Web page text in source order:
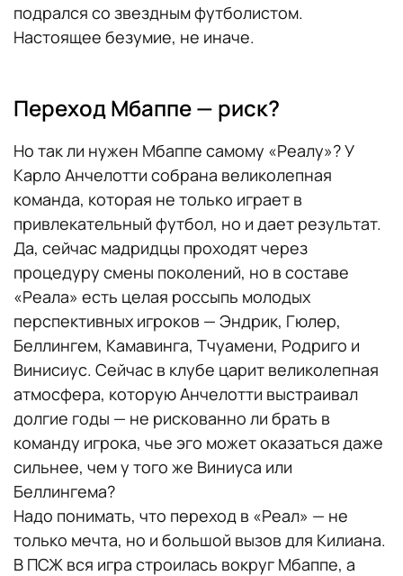
подрался со звездным футболистом.
Настоящее безумие, не иначе.
Переход Мбаппе — риск?
Но так ли нужен Мбаппе самому «Реалу»? У
Карло Анчелотти собрана великолепная
команда, которая не только играет в
привлекательный футбол, но и дает результат.
Да, сейчас мадридцы проходят через
процедуру смены поколений, но в составе
«Реала» есть целая россыпь молодых
перспективных игроков — Эндрик, Гюлер,
Беллингем, Камавинга, Тчуамени, Родриго и
Винисиус. Сейчас в клубе царит великолепная
атмосфера, которую Анчелотти выстраивал
долгие годы — не рискованно ли брать в
команду игрока, чье эго может оказаться даже
сильнее, чем у того же Виниуса или
Беллингема?
Надо понимать, что переход в «Реал» — не
только мечта, но и большой вызов для Килиана.
В ПСЖ вся игра строилась вокруг Мбаппе, а